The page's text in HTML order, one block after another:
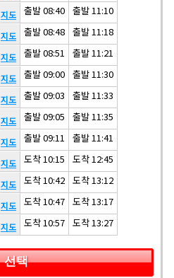
지도 출발 08:40 출발 11:10
지도 출발 08:48 출발 11:18
지도 출발 08:51 출발 11:21
지도 출발 09:00 출발 11:30
지도 출발 09:03 출발 11:33
지도 출발 09:05 출발 11:35
지도 출발 09:11 출발 11:41
지도 도착 10:15 도착 12:45
지도 도착 10:42 도착 13:12
지도 도착 10:47 도착 13:17
지도 도착 10:57 도착 13:27
선택